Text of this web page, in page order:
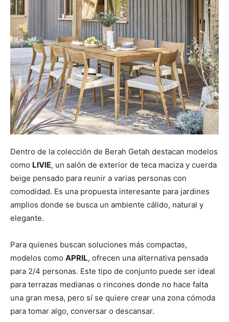
Dentro de la colección de Berah Getah destacan modelos
como LIVIE, un salón de exterior de teca maciza y cuerda
beige pensado para reunir a varias personas con
comodidad. Es una propuesta interesante para jardines
amplios donde se busca un ambiente cálido, natural y
elegante.
Para quienes buscan soluciones más compactas,
modelos como APRIL, ofrecen una alternativa pensada
para 2/4 personas. Este tipo de conjunto puede ser ideal
para terrazas medianas o rincones donde no hace falta
una gran mesa, pero sí se quiere crear una zona cómoda
para tomar algo, conversar o descansar.